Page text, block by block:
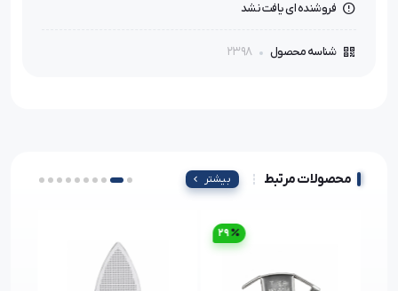
فروشنده ای یافت نشد
شناسه محصول 2398
محصولات مرتبط بیشتر
29